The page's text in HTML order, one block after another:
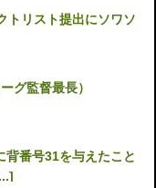
トリスト提出にソワソ
グ監督最長）
背番号31を与えたこと